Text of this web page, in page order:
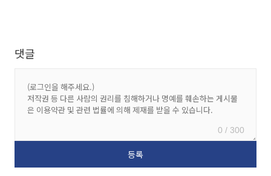
댓글
0 / 300